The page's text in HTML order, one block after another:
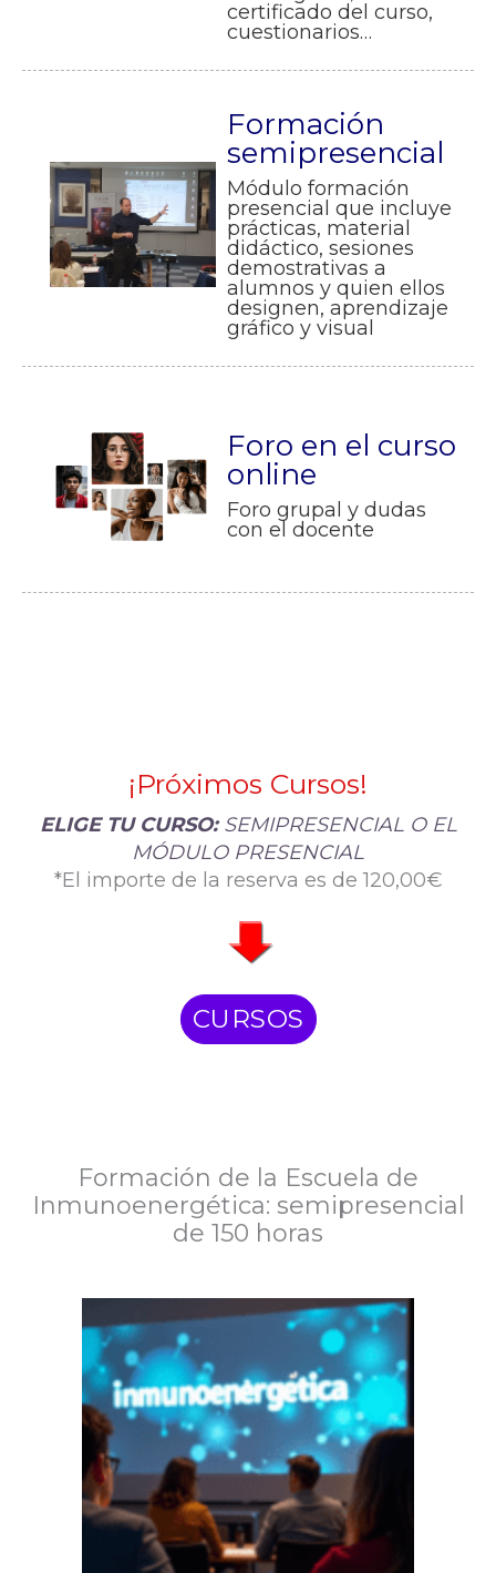
certificado del curso,
cuestionarios…
Formación
semipresencial
Módulo formación
presencial que incluye
prácticas, material
didáctico, sesiones
demostrativas a
alumnos y quien ellos
designen, aprendizaje
gráfico y visual
Foro en el curso
online
Foro grupal y dudas
con el docente
¡Próximos Cursos!
ELIGE TU CURSO:SEMIPRESENCIAL O EL
MÓDULO PRESENCIAL
*El importe de la reserva es de 120,00€
CURSOS
Formación de la Escuela de
Inmunoenergética: semipresencial
de 150 horas